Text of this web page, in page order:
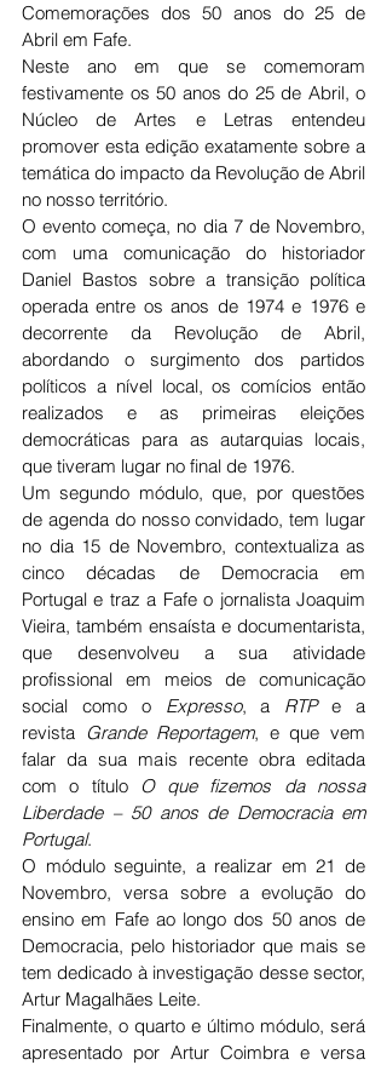
Comemorações dos 50 anos do 25 de
Abril em Fafe.
Neste ano em que se comemoram
festivamente os 50 anos do 25 de Abril, o
Núcleo de Artes e Letras entendeu
promover esta edição exatamente sobre a
temática do impacto da Revolução de Abril
no nosso território.
O evento começa, no dia 7 de Novembro,
com uma comunicação do historiador
Daniel Bastos sobre a transição política
operada entre os anos de 1974 e 1976 e
decorrente da Revolução de Abril,
abordando o surgimento dos partidos
políticos a nível local, os comícios então
realizados e as primeiras eleições
democráticas para as autarquias locais,
que tiveram lugar no final de 1976.
Um segundo módulo, que, por questões
de agenda do nosso convidado, tem lugar
no dia 15 de Novembro, contextualiza as
cinco décadas de Democracia em
Portugal e traz a Fafe o jornalista Joaquim
Vieira, também ensaísta e documentarista,
que desenvolveu a sua atividade
profissional em meios de comunicação
social como o Expresso, a RTP e a
revista Grande Reportagem, e que vem
falar da sua mais recente obra editada
com o título
O que fizemos da nossa
Liberdade – 50 anos de Democracia em
Portugal.
O módulo seguinte, a realizar em 21 de
Novembro, versa sobre a evolução do
ensino em Fafe ao longo dos 50 anos de
Democracia, pelo historiador que mais se
tem dedicado à investigação desse sector,
Artur Magalhães Leite.
Finalmente, o quarto e último módulo, será
apresentado por Artur Coimbra e versa